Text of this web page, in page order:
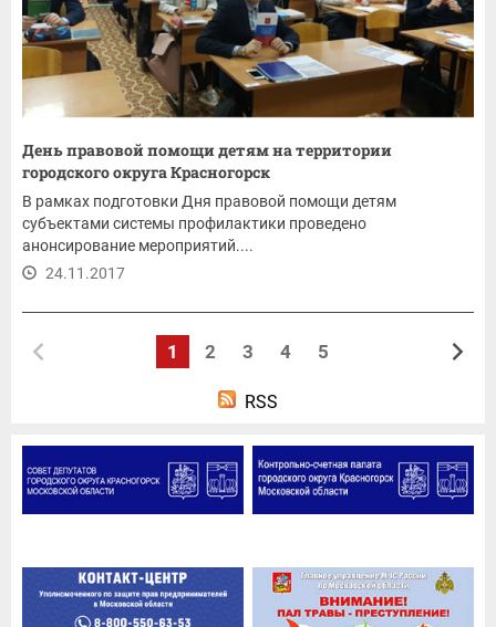
День правовой помощи детям на территории
городского округа Красногорск
В рамках подготовки Дня правовой помощи детям
субъектами системы профилактики проведено
анонсирование мероприятий....
24.11.2017
1 2 3 4 5
RSS